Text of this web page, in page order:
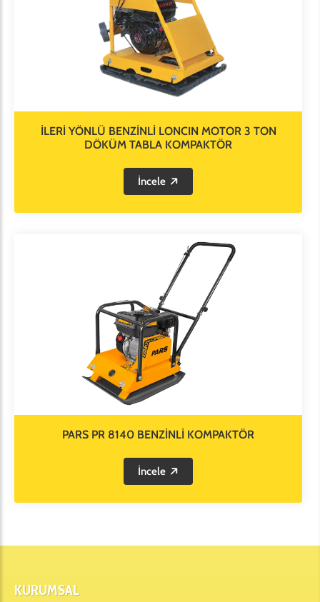
İLERİ YÖNLÜ BENZİNLİ LONCIN MOTOR 3 TON
DÖKÜM TABLA KOMPAKTÖR
İncele
PARS PR 8140 BENZİNLİ KOMPAKTÖR
İncele
KURUMSAL